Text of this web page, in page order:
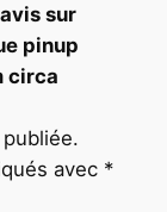
sur
pinup
circa
avec *